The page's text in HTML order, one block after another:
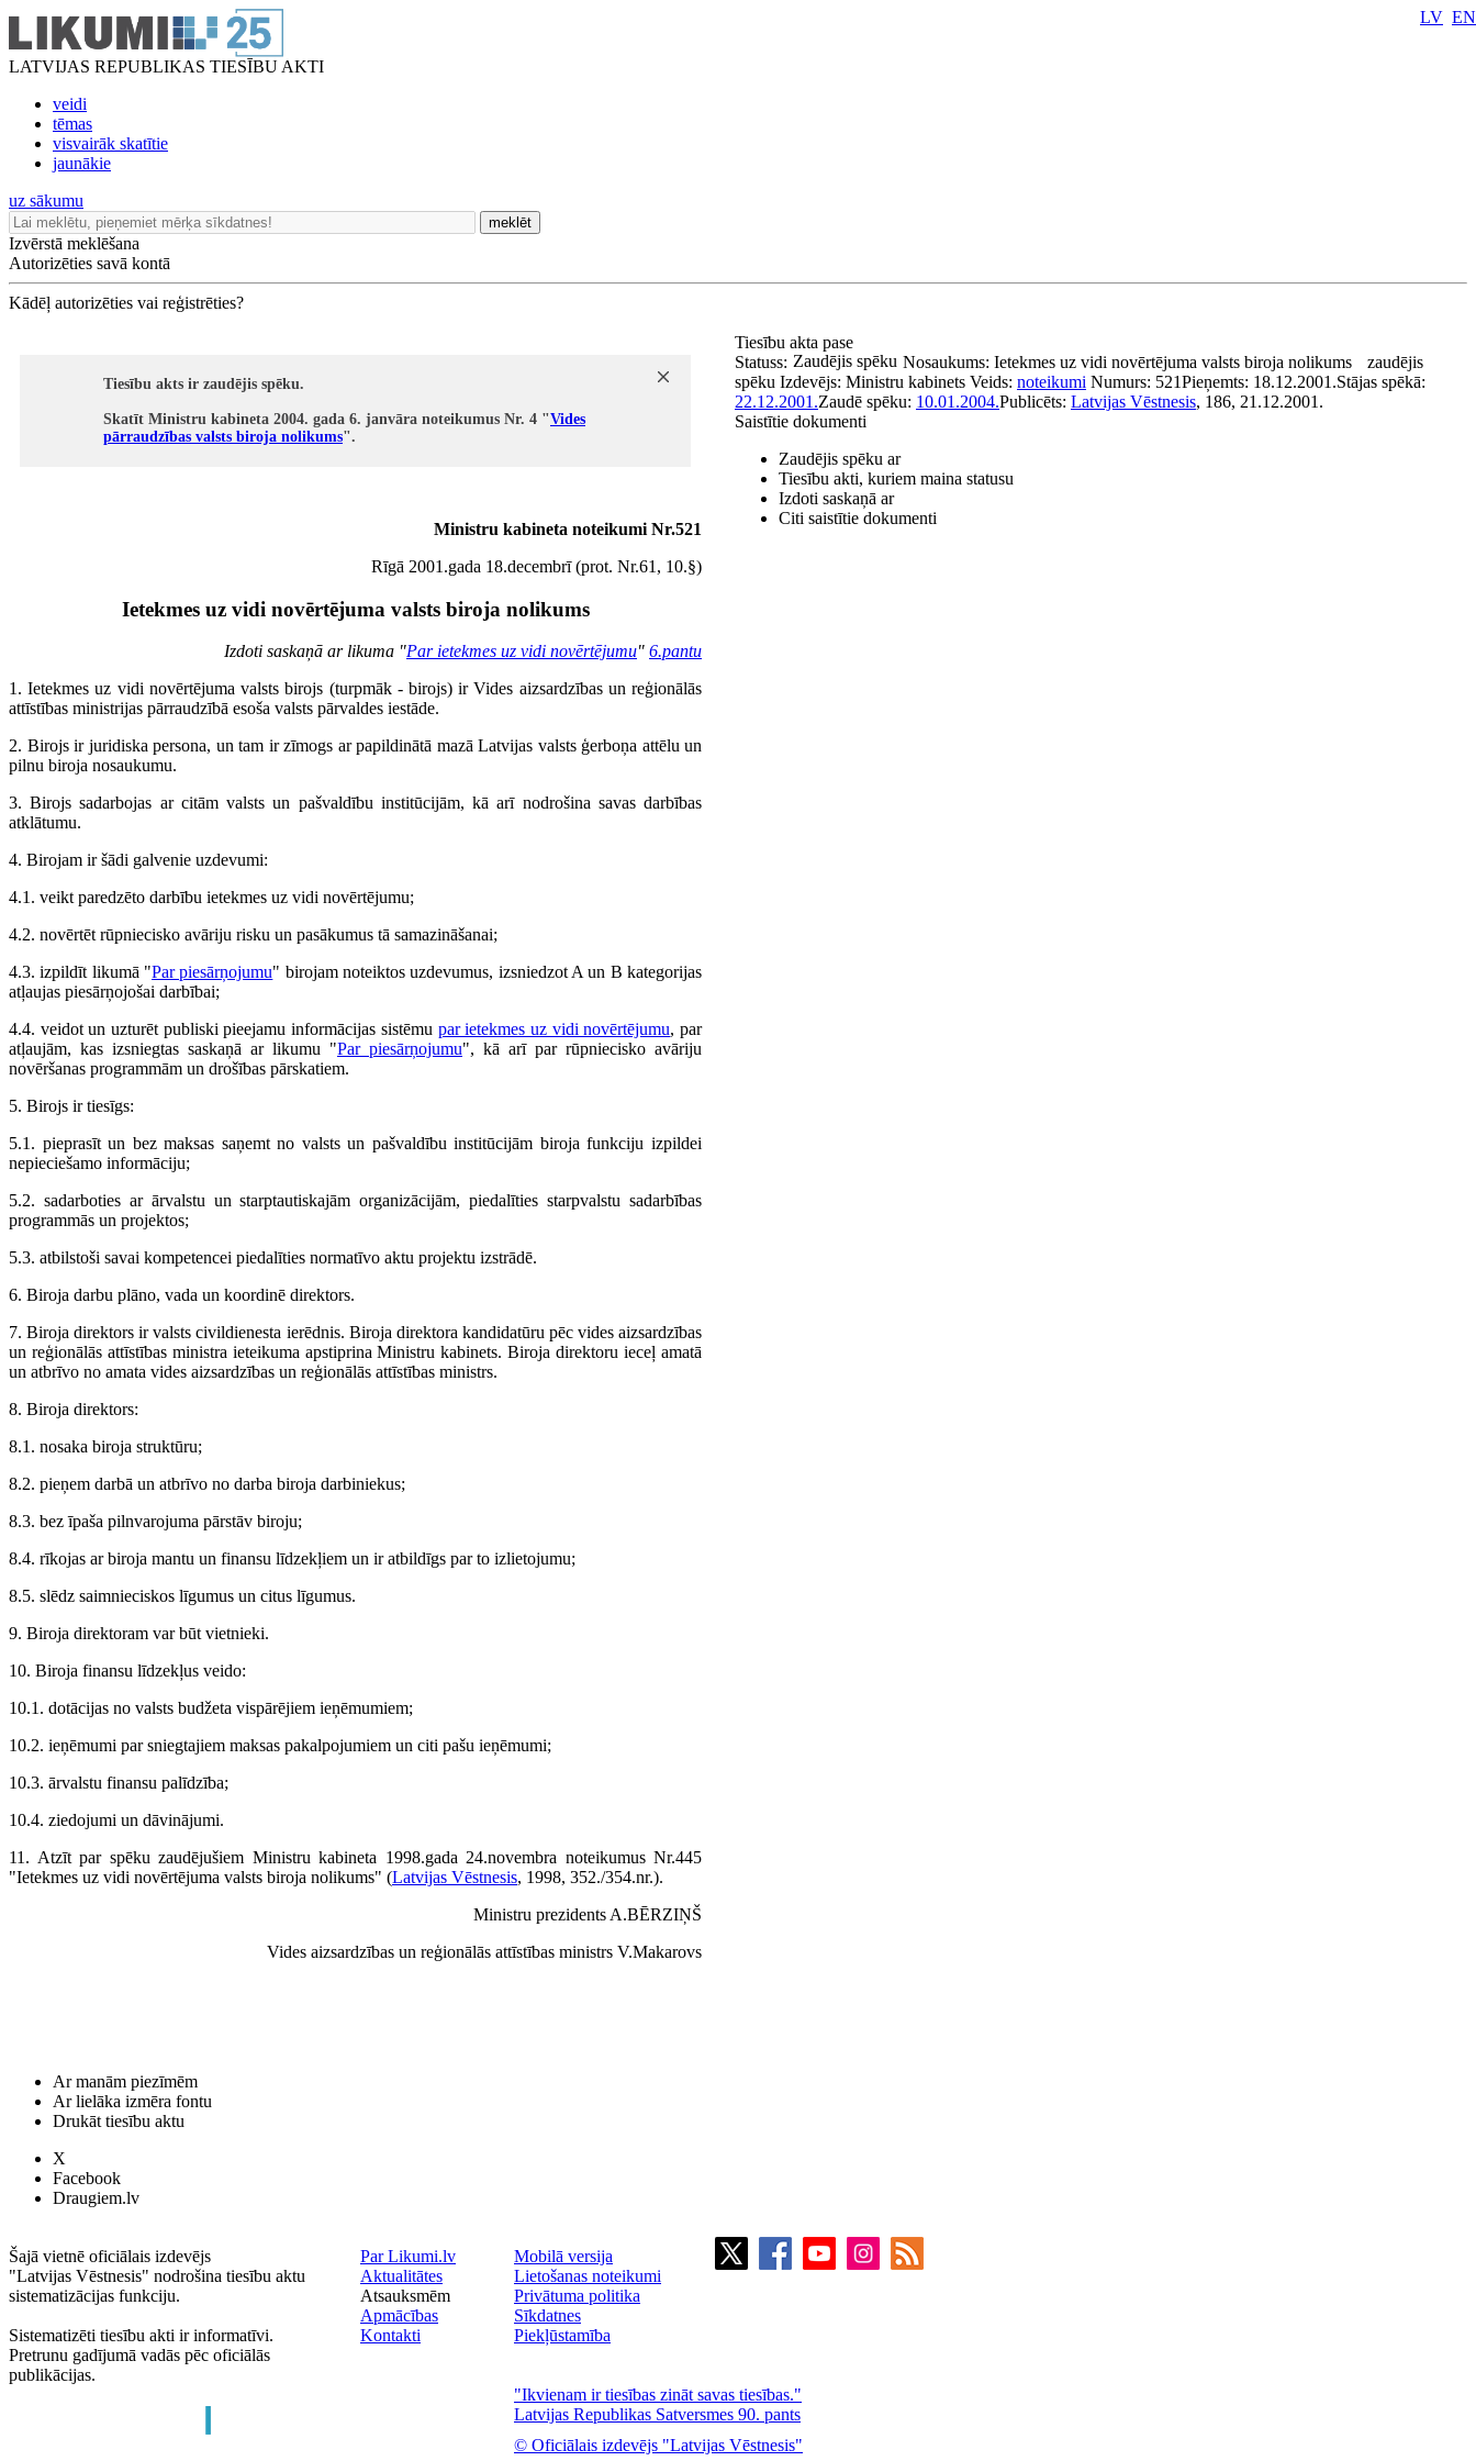
LATVIJAS REPUBLIKAS TIESĪBU AKTI
veidi
tēmas
visvairāk skatītie
jaunākie
LV EN
uz sākumu
meklēt
Izvērstā meklēšana
Autorizēties savā kontā
Kādēļ autorizēties vai reģistrēties?
Tiesību akts ir zaudējis spēku.
Skatīt Ministru kabineta 2004. gada 6. janvāra noteikumus Nr. 4 "Vides
pārraudzības valsts biroja nolikums".
Ministru kabineta noteikumi Nr.521
Rīgā 2001.gada 18.decembrī (prot. Nr.61, 10.§)
Ietekmes uz vidi novērtējuma valsts biroja nolikums
Izdoti saskaņā ar likuma "Par ietekmes uz vidi novērtējumu" 6.pantu
1. Ietekmes uz vidi novērtējuma valsts birojs (turpmāk - birojs) ir Vides aizsardzības un reģionālās
attīstības ministrijas pārraudzībā esoša valsts pārvaldes iestāde.
2. Birojs ir juridiska persona, un tam ir zīmogs ar papildinātā mazā Latvijas valsts ģerboņa attēlu un
pilnu biroja nosaukumu.
3. Birojs sadarbojas ar citām valsts un pašvaldību institūcijām, kā arī nodrošina savas darbības
atklātumu.
4. Birojam ir šādi galvenie uzdevumi:
4.1. veikt paredzēto darbību ietekmes uz vidi novērtējumu;
4.2. novērtēt rūpniecisko avāriju risku un pasākumus tā samazināšanai;
4.3. izpildīt likumā "Par piesārņojumu" birojam noteiktos uzdevumus, izsniedzot A un B kategorijas
atļaujas piesārņojošai darbībai;
4.4. veidot un uzturēt publiski pieejamu informācijas sistēmu par ietekmes uz vidi novērtējumu, par
atļaujām, kas izsniegtas saskaņā ar likumu "Par piesārņojumu", kā arī par rūpniecisko avāriju
novēršanas programmām un drošības pārskatiem.
5. Birojs ir tiesīgs:
5.1. pieprasīt un bez maksas saņemt no valsts un pašvaldību institūcijām biroja funkciju izpildei
nepieciešamo informāciju;
5.2. sadarboties ar ārvalstu un starptautiskajām organizācijām, piedalīties starpvalstu sadarbības
programmās un projektos;
5.3. atbilstoši savai kompetencei piedalīties normatīvo aktu projektu izstrādē.
6. Biroja darbu plāno, vada un koordinē direktors.
7. Biroja direktors ir valsts civildienesta ierēdnis. Biroja direktora kandidatūru pēc vides aizsardzības
un reģionālās attīstības ministra ieteikuma apstiprina Ministru kabinets. Biroja direktoru ieceļ amatā
un atbrīvo no amata vides aizsardzības un reģionālās attīstības ministrs.
8. Biroja direktors:
8.1. nosaka biroja struktūru;
8.2. pieņem darbā un atbrīvo no darba biroja darbiniekus;
8.3. bez īpaša pilnvarojuma pārstāv biroju;
8.4. rīkojas ar biroja mantu un finansu līdzekļiem un ir atbildīgs par to izlietojumu;
8.5. slēdz saimnieciskos līgumus un citus līgumus.
9. Biroja direktoram var būt vietnieki.
10. Biroja finansu līdzekļus veido:
10.1. dotācijas no valsts budžeta vispārējiem ieņēmumiem;
10.2. ieņēmumi par sniegtajiem maksas pakalpojumiem un citi pašu ieņēmumi;
10.3. ārvalstu finansu palīdzība;
10.4. ziedojumi un dāvinājumi.
11. Atzīt par spēku zaudējušiem Ministru kabineta 1998.gada 24.novembra noteikumus Nr.445
"Ietekmes uz vidi novērtējuma valsts biroja nolikums" (Latvijas Vēstnesis, 1998, 352./354.nr.).
Ministru prezidents A.BĒRZIŅŠ
Vides aizsardzības un reģionālās attīstības ministrs V.Makarovs
Tiesību akta pase
Nosaukums: Ietekmes uz vidi novērtējuma valsts biroja nolikums
Statuss: Zaudējis spēku
zaudējis
spēku Izdevējs: Ministru kabinets Veids: noteikumi Numurs: 521Pieņemts: 18.12.2001.Stājas spēkā:
22.12.2001.Zaudē spēku: 10.01.2004.Publicēts: Latvijas Vēstnesis, 186, 21.12.2001.
Saistītie dokumenti
Zaudējis spēku ar
Tiesību akti, kuriem maina statusu
Izdoti saskaņā ar
Citi saistītie dokumenti
Ar manām piezīmēm
Ar lielāka izmēra fontu
Drukāt tiesību aktu
X
Facebook
Draugiem.lv
Šajā vietnē oficiālais izdevējs
"Latvijas Vēstnesis" nodrošina tiesību aktu
sistematizācijas funkciju.
Sistematizēti tiesību akti ir informatīvi.
Pretrunu gadījumā vadās pēc oficiālās
publikācijas.
Par Likumi.lv
Aktualitātes
Atsauksmēm
Apmācības
Kontakti
Mobilā versija
Lietošanas noteikumi
Privātuma politika
Sīkdatnes
Piekļūstamība
"Ikvienam ir tiesības zināt savas tiesības."
Latvijas Republikas Satversmes 90. pants
© Oficiālais izdevējs "Latvijas Vēstnesis"